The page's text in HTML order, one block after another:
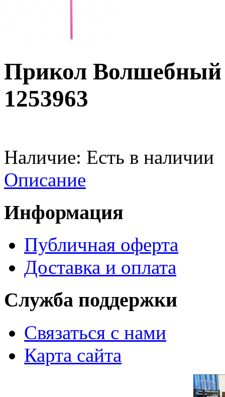
Прикол
1253963
Наличие: Есть в наличии
Описание
Информация
Публичная оферта
Доставка и оплата
Служба поддержки
Связаться с нами
Карта сайта